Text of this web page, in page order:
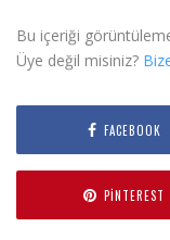
Bu içeriği
Üye değil misiniz?
FACEBOOK
PINTEREST